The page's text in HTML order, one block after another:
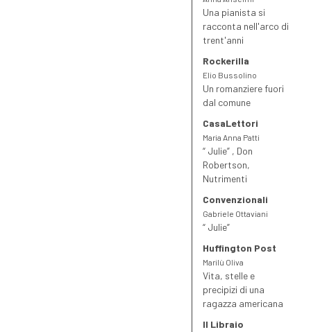
Una pianista si
racconta nell'arco di
trent'anni
Rockerilla
Elio Bussolino
Un romanziere fuori
dal comune
CasaLettori
Maria Anna Patti
“ Julie” , Don
Robertson,
Nutrimenti
Convenzionali
Gabriele Ottaviani
“ Julie”
Huffington Post
Marilù Oliva
Vita, stelle e
precipizi di una
ragazza americana
Il Libraio